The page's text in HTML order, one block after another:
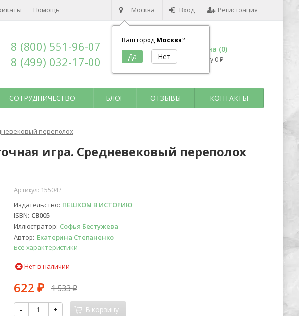
Москва
Ваш город Москва?
Вход Регистрация
Помощь
8 (800) 551-96-07
8 (499) 032-17-00
Корзина (0)
на сумму 0 ₽
СОТРУДНИЧЕСТВО БЛОГ ОТЗЫВЫ КОНТАКТЫ
переполох
игра. Средневековый переполох
Артикул: 155047
Издательство ПЕШКОМ В ИСТОРИЮ
ISBN СВ005
Иллюстратор Софья Бестужева
Автор Екатерина Степаненко
Все характеристики
Нет в наличии
622 ₽ 1 533₽
- + В корзину